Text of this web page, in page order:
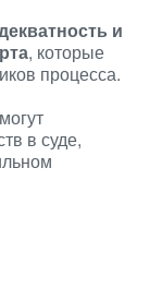
и
, которые
процесса.
в суде,